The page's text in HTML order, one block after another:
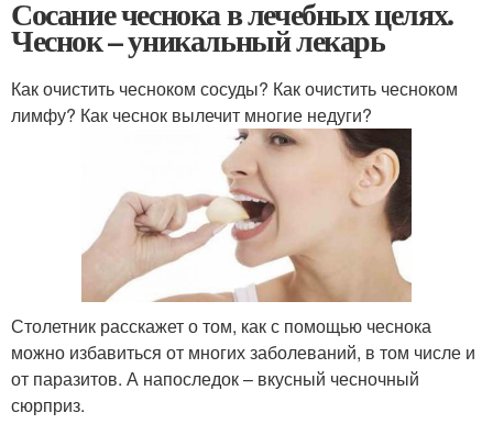
Сосание чеснока в лечебных целях.
Чеснок – уникальный лекарь
Как очистить чесноком сосуды? Как очистить чесноком
лимфу? Как чеснок вылечит многие недуги?
Столетник расскажет о том, как с помощью чеснока
можно избавиться от многих заболеваний, в том числе и
от паразитов. А напоследок – вкусный чесночный
сюрприз.